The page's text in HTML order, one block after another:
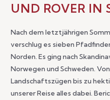
UND ROVER IN
Nach dem letztjährigen
verschlug es sieben
Norden. Es ging nach
Norwegen und Schweden.
Landschaftszügen bis zu
unserer Reise alles dabei.